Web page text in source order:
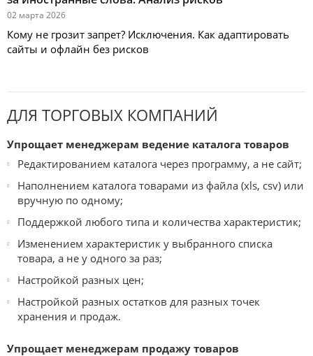
02 марта 2026
Кому не грозит запрет? Исключения. Как адаптировать
сайты и офлайн без рисков
ДЛЯ ТОРГОВЫХ КОМПАНИЙ
Упрощает менеджерам ведение каталога товаров
Редактированием каталога через программу, а не сайт;
Наполнением каталога товарами из файла (xls, csv) или
вручную по одному;
Поддержкой любого типа и количества характеристик;
Изменением характеристик у выбранного списка
товара, а не у одного за раз;
Настройкой разных цен;
Настройкой разных остатков для разных точек
хранения и продаж.
Упрощает менеджерам продажу товаров